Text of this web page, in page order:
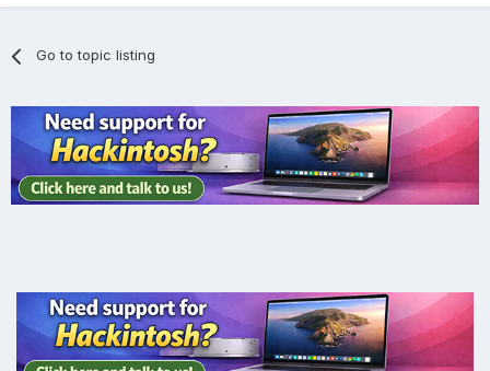
Go to topic listing